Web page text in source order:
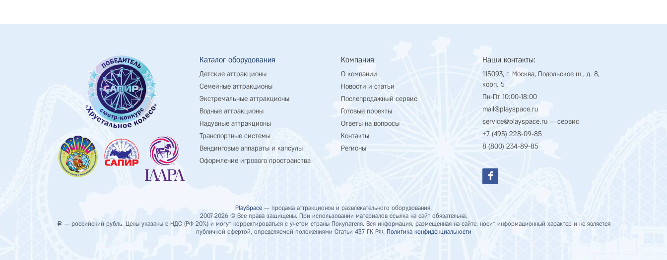
Каталог оборудования
Детские аттракционы
Семейные аттракционы
Экстремальные аттракционы
Водные аттракционы
Надувные аттракционы
Транспортные системы
Вендинговые аппараты и капсулы
Оформление игрового пространства
Компания
О компании
Новости и статьи
Послепродажный сервис
Готовые проекты
Ответы на вопросы
Контакты
Регионы
Наши контакты:
115093, г. Москва, Подольское ш., д. 8,
корп. 5
Пн-Пт 10:00-18:00
mail@playspace.ru
service@playspace.ru — сервис
+7 (495) 228-09-85
8 (800) 234-89-85
PlaySpace — продажа аттракционов и развлекательного оборудования.
2007-2026 © Все права защищены. При использовании материалов ссылка на сайт обязательна.
Р — российский рубль. Цены указаны с НДС (РФ 20%) и могут корректироваться с учетом страны Покупателя. Вся информация, размещенная на сайте, носит информационный характер и не является
публичной офертой, определяемой положениями Статьи 437 ГК РФ. Политика конфиденциальности